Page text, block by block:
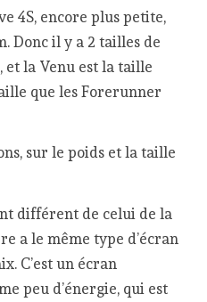
4S, encore plus petite,
Donc il y a 2 tailles de
la Venu est la taille
que les Forerunner
sur le poids et la taille
différent de celui de la
a le même type d’écran
C’est un écran
peu d’énergie, qui est